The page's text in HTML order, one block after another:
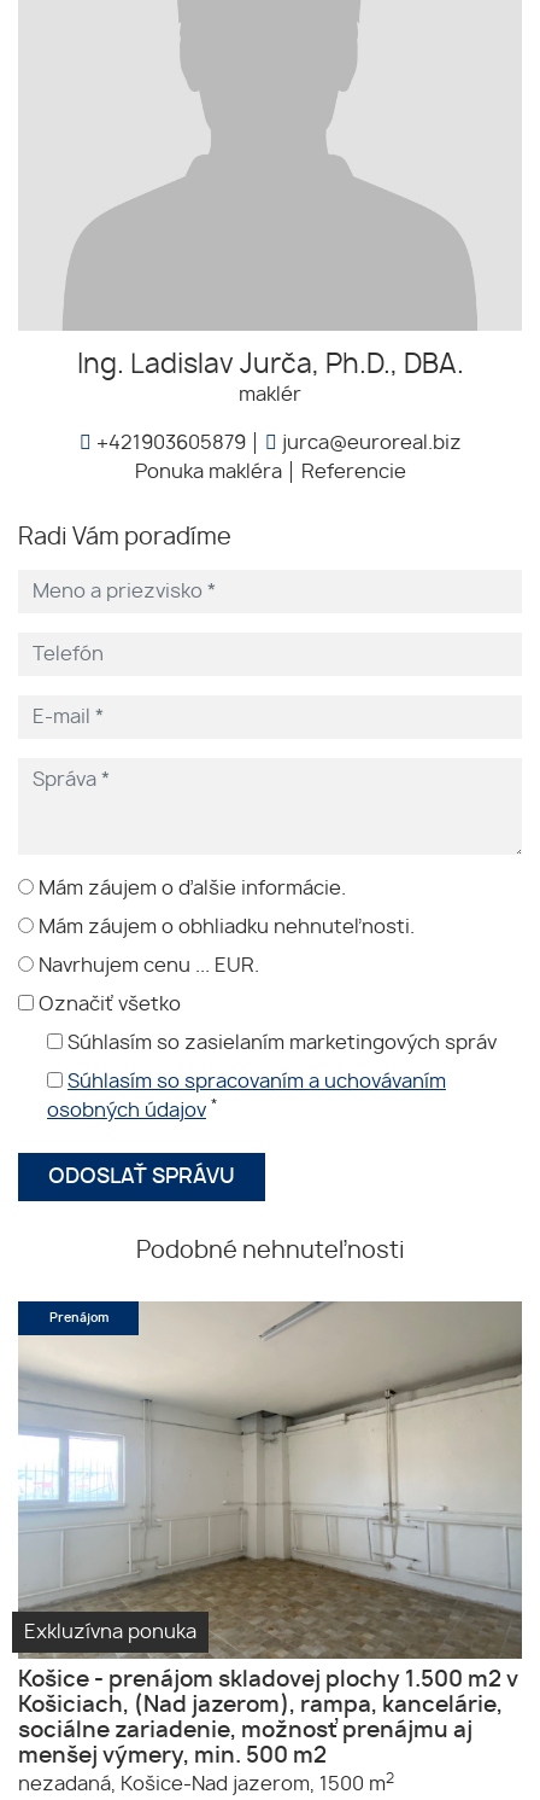
Ing. Ladislav Jurča, Ph.D., DBA.
maklér
+421903605879
jurca@euroreal.biz
Ponuka makléra
Referencie
Radi Vám poradíme
Mám záujem o ďalšie informácie.
Mám záujem o obhliadku nehnuteľnosti.
Navrhujem cenu ... EUR.
Označiť všetko
Súhlasím so zasielaním marketingových správ
Súhlasím so spracovaním a uchovávaním
osobných údajov *
Podobné nehnuteľnosti
Exkluzívna ponuka
Prenájom
Košice - prenájom skladovej plochy 1.500 m2 v
Košiciach, (Nad jazerom), rampa, kancelárie,
sociálne zariadenie, možnosť prenájmu aj
menšej výmery, min. 500 m2
nezadaná, Košice-Nad jazerom, 1500 m2